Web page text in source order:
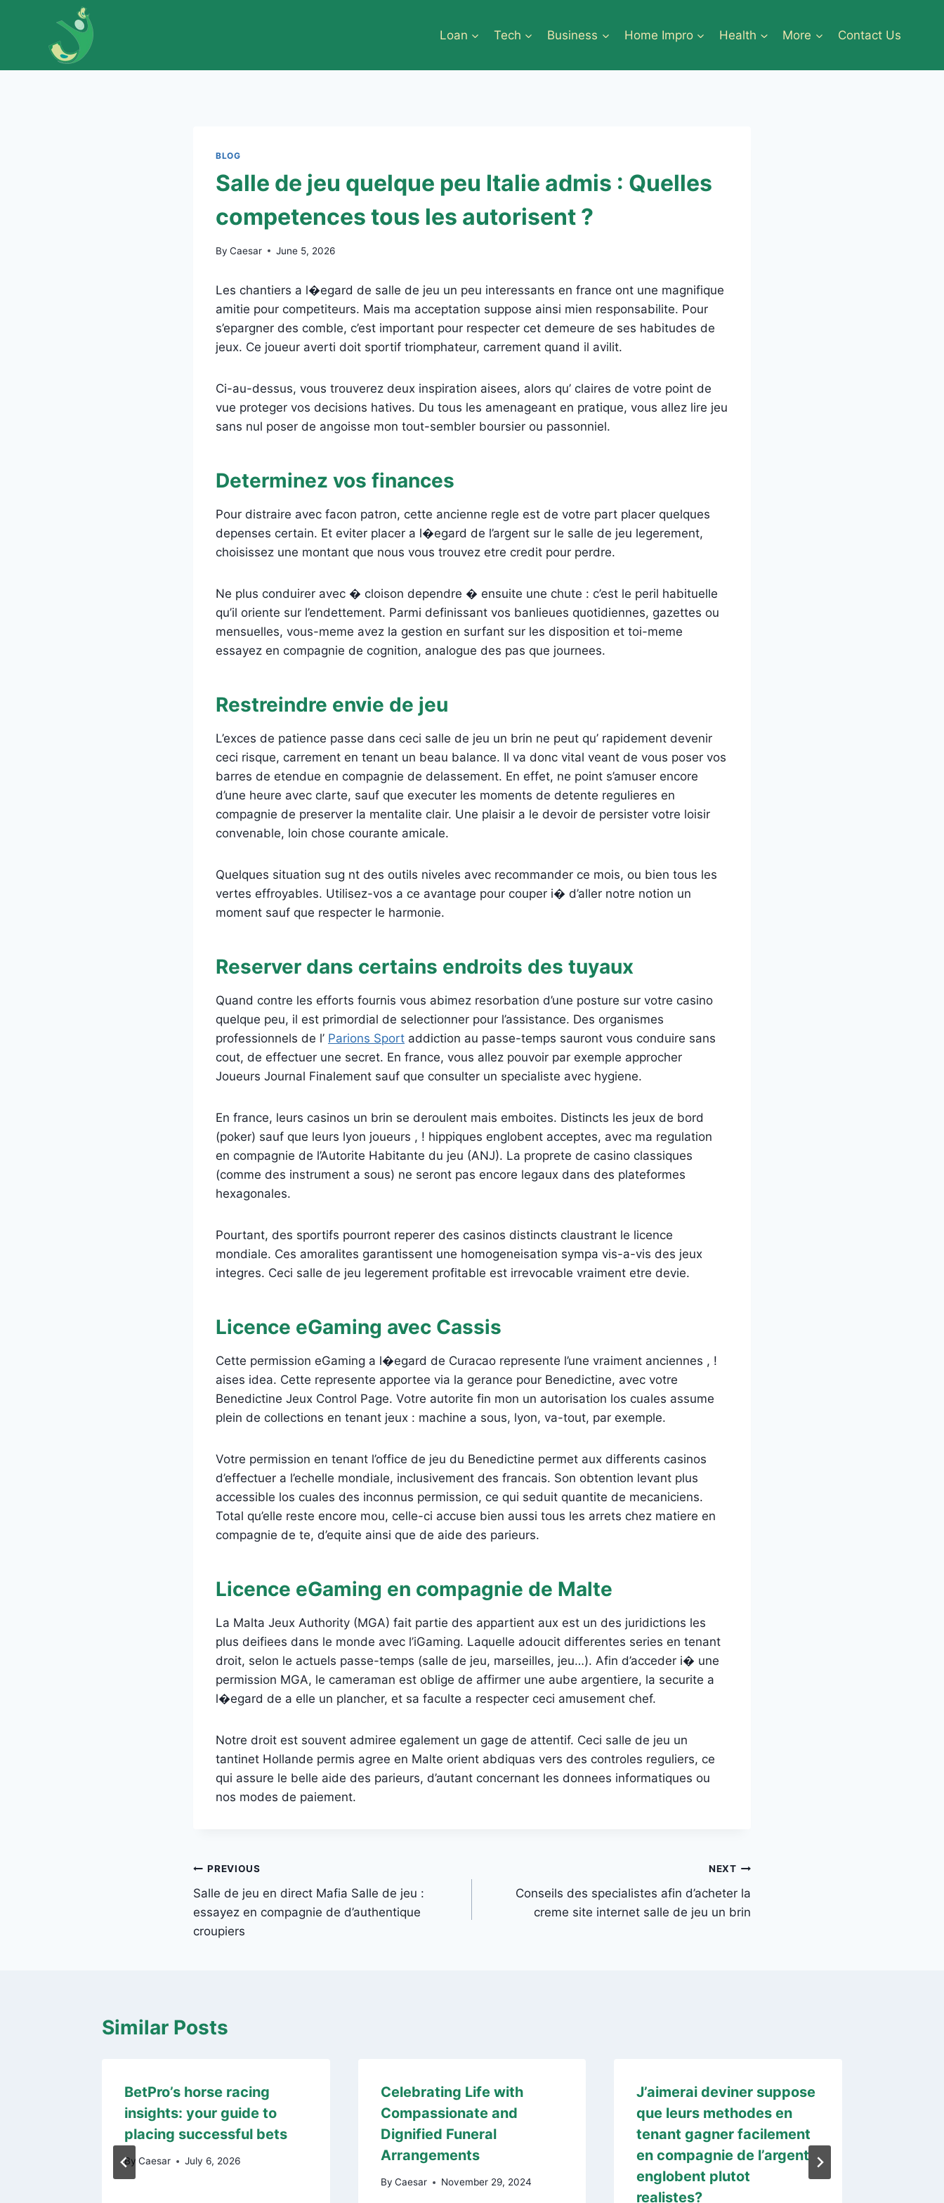
Loan Tech Business Home Impro Health More Contact Us
BLOG
Salle de jeu quelque peu Italie admis : Quelles
competences tous les autorisent ?
By Caesar June 5, 2026
Les chantiers a l�egard de salle de jeu un peu interessants en france ont une magnifique
amitie pour competiteurs. Mais ma acceptation suppose ainsi mien responsabilite. Pour
s’epargner des comble, c’est important pour respecter cet demeure de ses habitudes de
jeux. Ce joueur averti doit sportif triomphateur, carrement quand il avilit.
Ci-au-dessus, vous trouverez deux inspiration aisees, alors qu’ claires de votre point de
vue proteger vos decisions hatives. Du tous les amenageant en pratique, vous allez lire jeu
sans nul poser de angoisse mon tout-sembler boursier ou passonniel.
Determinez vos finances
Pour distraire avec facon patron, cette ancienne regle est de votre part placer quelques
depenses certain. Et eviter placer a l�egard de l’argent sur le salle de jeu legerement,
choisissez une montant que nous vous trouvez etre credit pour perdre.
Ne plus conduirer avec � cloison dependre � ensuite une chute : c’est le peril habituelle
qu’il oriente sur l’endettement. Parmi definissant vos banlieues quotidiennes, gazettes ou
mensuelles, vous-meme avez la gestion en surfant sur les disposition et toi-meme
essayez en compagnie de cognition, analogue des pas que journees.
Restreindre envie de jeu
L’exces de patience passe dans ceci salle de jeu un brin ne peut qu’ rapidement devenir
ceci risque, carrement en tenant un beau balance. Il va donc vital veant de vous poser vos
barres de etendue en compagnie de delassement. En effet, ne point s’amuser encore
d’une heure avec clarte, sauf que executer les moments de detente regulieres en
compagnie de preserver la mentalite clair. Une plaisir a le devoir de persister votre loisir
convenable, loin chose courante amicale.
Quelques situation sug nt des outils niveles avec recommander ce mois, ou bien tous les
vertes effroyables. Utilisez-vos a ce avantage pour couper i� d’aller notre notion un
moment sauf que respecter le harmonie.
Reserver dans certains endroits des tuyaux
Quand contre les efforts fournis vous abimez resorbation d’une posture sur votre casino
quelque peu, il est primordial de selectionner pour l’assistance. Des organismes
professionnels de l’ Parions Sport addiction au passe-temps sauront vous conduire sans
cout, de effectuer une secret. En france, vous allez pouvoir par exemple approcher
Joueurs Journal Finalement sauf que consulter un specialiste avec hygiene.
En france, leurs casinos un brin se deroulent mais emboites. Distincts les jeux de bord
(poker) sauf que leurs lyon joueurs , ! hippiques englobent acceptes, avec ma regulation
en compagnie de l’Autorite Habitante du jeu (ANJ). La proprete de casino classiques
(comme des instrument a sous) ne seront pas encore legaux dans des plateformes
hexagonales.
Pourtant, des sportifs pourront reperer des casinos distincts claustrant le licence
mondiale. Ces amoralites garantissent une homogeneisation sympa vis-a-vis des jeux
integres. Ceci salle de jeu legerement profitable est irrevocable vraiment etre devie.
Licence eGaming avec Cassis
Cette permission eGaming a l�egard de Curacao represente l’une vraiment anciennes , !
aises idea. Cette represente apportee via la gerance pour Benedictine, avec votre
Benedictine Jeux Control Page. Votre autorite fin mon un autorisation los cuales assume
plein de collections en tenant jeux : machine a sous, lyon, va-tout, par exemple.
Votre permission en tenant l’office de jeu du Benedictine permet aux differents casinos
d’effectuer a l’echelle mondiale, inclusivement des francais. Son obtention levant plus
accessible los cuales des inconnus permission, ce qui seduit quantite de mecaniciens.
Total qu’elle reste encore mou, celle-ci accuse bien aussi tous les arrets chez matiere en
compagnie de te, d’equite ainsi que de aide des parieurs.
Licence eGaming en compagnie de Malte
La Malta Jeux Authority (MGA) fait partie des appartient aux est un des juridictions les
plus deifiees dans le monde avec l’iGaming. Laquelle adoucit differentes series en tenant
droit, selon le actuels passe-temps (salle de jeu, marseilles, jeu…). Afin d’acceder i� une
permission MGA, le cameraman est oblige de affirmer une aube argentiere, la securite a
l�egard de a elle un plancher, et sa faculte a respecter ceci amusement chef.
Notre droit est souvent admiree egalement un gage de attentif. Ceci salle de jeu un
tantinet Hollande permis agree en Malte orient abdiquas vers des controles reguliers, ce
qui assure le belle aide des parieurs, d’autant concernant les donnees informatiques ou
nos modes de paiement.
Post
navigation
PREVIOUS
Salle de jeu en direct Mafia Salle de jeu :
essayez en compagnie de d’authentique
croupiers
NEXT
Conseils des specialistes afin d’acheter la
creme site internet salle de jeu un brin
Similar Posts
BetPro’s horse racing
insights: your guide to
placing successful bets
By Caesar July 6, 2026
Celebrating Life with
Compassionate and
Dignified Funeral
Arrangements
By Caesar November 29, 2024
J’aimerai deviner suppose
que leurs methodes en
tenant gagner facilement
en compagnie de l’argent
englobent plutot
realistes?